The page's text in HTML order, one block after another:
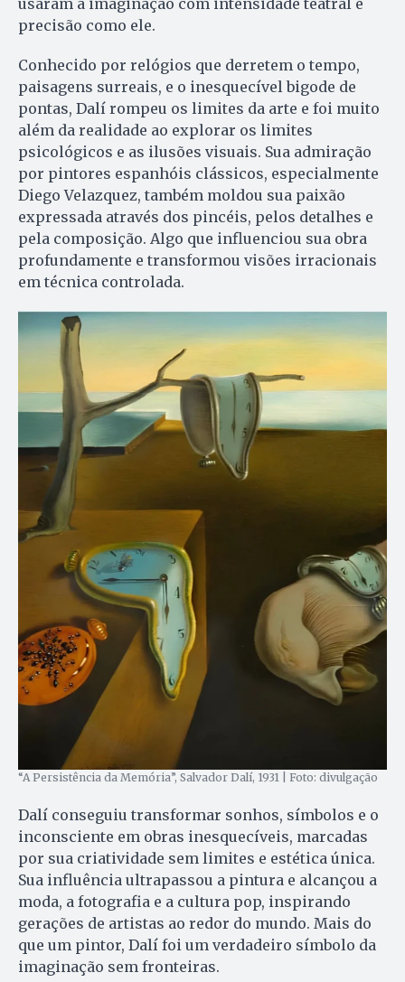
usaram a imaginação com intensidade teatral e
precisão como ele.
Conhecido por relógios que derretem o tempo,
paisagens surreais, e o inesquecível bigode de
pontas, Dalí rompeu os limites da arte e foi muito
além da realidade ao explorar os limites
psicológicos e as ilusões visuais. Sua admiração
por pintores espanhóis clássicos, especialmente
Diego Velazquez, também moldou sua paixão
expressada através dos pincéis, pelos detalhes e
pela composição. Algo que influenciou sua obra
profundamente e transformou visões irracionais
em técnica controlada.
“A Persistência da Memória”, Salvador Dalí, 1931 | Foto: divulgação
Dalí conseguiu transformar sonhos, símbolos e o
inconsciente em obras inesquecíveis, marcadas
por sua criatividade sem limites e estética única.
Sua influência ultrapassou a pintura e alcançou a
moda, a fotografia e a cultura pop, inspirando
gerações de artistas ao redor do mundo. Mais do
que um pintor, Dalí foi um verdadeiro símbolo da
imaginação sem fronteiras.